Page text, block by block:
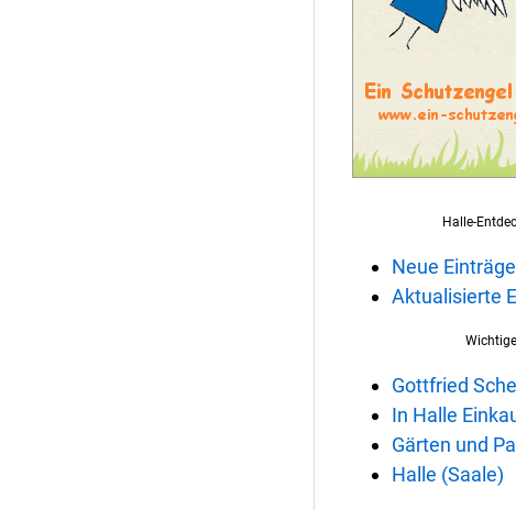
Halle-
Neue Einträge
Aktualisierte
Gottfried
In Halle
Gärten und
Halle (Saale)